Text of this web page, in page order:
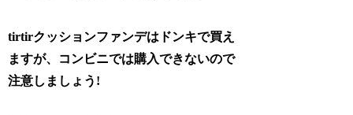
tirtirクッションファンデはドンキで買え
ますが、コンビニでは購入できないので
注意しましょう!